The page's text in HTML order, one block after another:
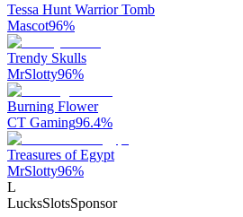
Tessa Hunt Warrior Tomb
Mascot96%
Trendy Skulls
MrSlotty96%
Burning Flower
CT Gaming96.4%
Treasures of Egypt
MrSlotty96%
L
LucksSlotsSponsor